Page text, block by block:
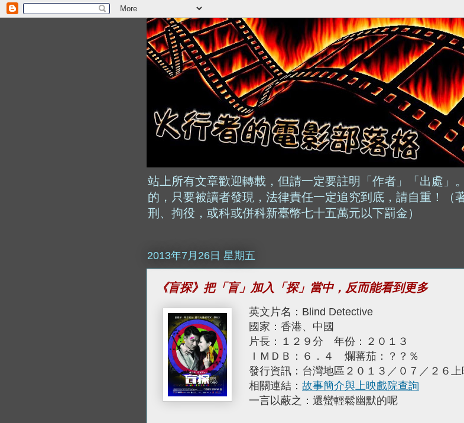
站上所有文章歡迎轉載，但請一定要註明「作者」「出處」
的，只要被讀者發現，法律責任一定追究到底，請自重！（
刑、拘役，或科或併科新臺幣七十五萬元以下罰金）
2013年7月26日 星期五
《盲探》把「盲」加入「探」當中，反而能看到更多
英文片名：Blind Detective
國家：香港、中國
片長：１２９分 年份：２０１３
ＩＭＤＢ：６．４ 爛蕃茄：？？％
發行資訊：台灣地區２０１３／０７／２６上
相關連結： 故事簡介與上映戲院查詢
一言以蔽之：還蠻輕鬆幽默的呢